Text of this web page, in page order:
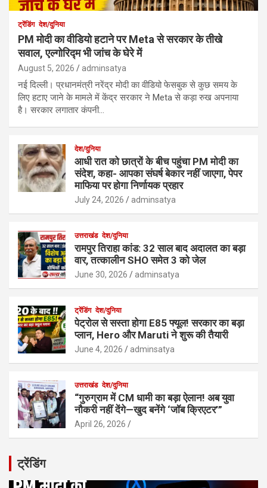
ट्रेंडिंग देश/दुनिया
PM मोदी का वीडियो हटाने पर Meta से सरकार के तीखे
सवाल, एल्गोरिद्म भी जांच के घेरे में
August 5, 2026 adminsatya
नई दिल्ली। प्रधानमंत्री नरेंद्र मोदी का वीडियो फेसबुक से कुछ समय के
लिए हटाए जाने के मामले में केंद्र सरकार ने Meta से कड़ा रुख अपनाया
है। सरकार लगातार कंपनी…
देश/दुनिया
आधी रात को छात्रों के बीच पहुंचा PM मोदी का
संदेश, कहा- आपका संघर्ष बेकार नहीं जाएगा, पेपर
माफिया पर होगा निर्णायक प्रहार
July 24, 2026 adminsatya
उत्तराखंड देश/दुनिया
रामपुर तिराहा कांड: 32 साल बाद अदालत का बड़ा
वार, तत्कालीन SHO समेत 3 को जेल
June 30, 2026 adminsatya
ट्रेंडिंग देश/दुनिया
पेट्रोल से सस्ता होगा E85 फ्यूल! सरकार का बड़ा
प्लान, Hero और Maruti ने शुरू की तैयारी
June 4, 2026 adminsatya
उत्तराखंड देश/दुनिया
“गुरुग्राम में CM धामी का बड़ा ऐलान! अब युवा
नौकरी नहीं देंगे—खुद बनेंगे ‘जॉब क्रिएटर’”
April 26, 2026
ट्रेंडिंग